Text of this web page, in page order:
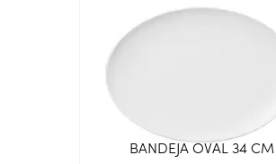
BANDEJA OVAL 34 CM